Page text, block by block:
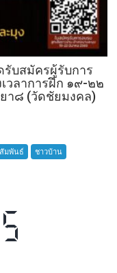
รับสมัครผู้รับการ
วลาการฝึก ๑๙-๒๒
า๘ (วัดชัยมงคล)
มพันธ์
ชาวบ้าน